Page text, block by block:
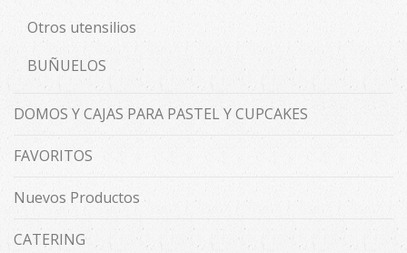
Otros utensilios
BUÑUELOS
DOMOS Y CAJAS PARA PASTEL Y CUPCAKES
FAVORITOS
Nuevos Productos
CATERING